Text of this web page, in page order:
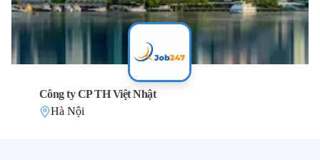
Công ty CP TH Việt Nhật
Hà Nội